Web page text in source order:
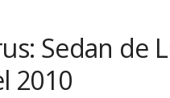
Sedan de
2010